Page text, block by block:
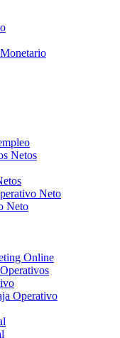
Netos
Neto
Neto
Online
Operativo